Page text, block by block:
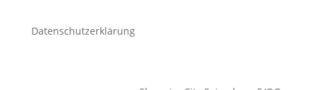
Datenschutzerklärung